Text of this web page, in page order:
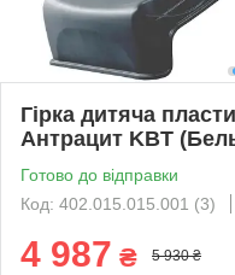
Гірка дитяча
Антрацит KBT
Готово до відправки
Код: 402.015.015.001 (3)
4 987 ₴ 5 930 ₴